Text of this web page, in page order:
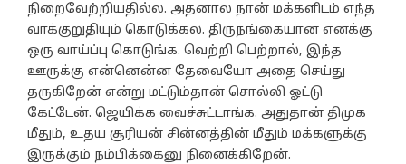
நிறைவேற்றியதில்ல. அதனால நான் மக்களிடம் எந்த
வாக்குறுதியும் கொடுக்கல. திருநங்கையான எனக்கு
ஒரு வாய்ப்பு கொடுங்க. வெற்றி பெற்றால், இந்த
ஊருக்கு என்னென்ன தேவையோ அதை செய்து
தருகிறேன் என்று மட்டும்தான் சொல்லி ஓட்டு
கேட்டேன். ஜெயிக்க வைச்சுட்டாங்க. அதுதான் திமுக
மீதும், உதய சூரியன் சின்னத்தின் மீதும் மக்களுக்கு
இருக்கும் நம்பிக்கைனு நினைக்கிறேன்.